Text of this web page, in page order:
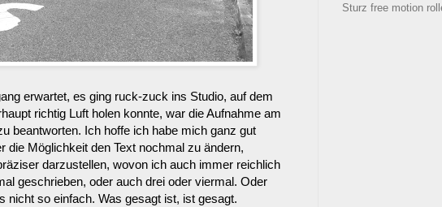
erwartet, es ging ruck-zuck ins Studio, auf dem
richtig Luft holen konnte, war die Aufnahme am
beantworten. Ich hoffe ich habe mich ganz gut
Möglichkeit den Text nochmal zu ändern,
darzustellen, wovon ich auch immer reichlich
geschrieben, oder auch drei oder viermal. Oder
nicht so einfach. Was gesagt ist, ist gesagt.
Sturz free motion